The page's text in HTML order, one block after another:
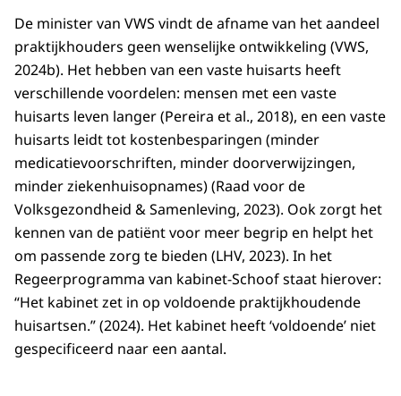
20111702 1110
7836
20121847 1152
7856
2013 1995 1234
7860
20142103 1387
7872
20151983 1757
7888
20162036 1958
7906
20172172 2061
7920
20182348 2042
7903
20192524 2067
7873
2146 3616
7602
3995
7588
20222015 4169
7585
20232200 4341
7561
20242101 4655
De minister van VWS vindt de afname van het aandeel
praktijkhouders geen wenselijke ontwikkeling (VWS,
2024b). Het hebben van een vaste huisarts heeft
verschillende voordelen: mensen met een vaste
huisarts leven langer (Pereira et al., 2018), en een vaste
huisarts leidt tot kostenbesparingen (minder
medicatievoorschriften, minder doorverwijzingen,
minder ziekenhuisopnames) (Raad voor de
Volksgezondheid & Samenleving, 2023). Ook zorgt het
kennen van de patiënt voor meer begrip en helpt het
om passende zorg te bieden (LHV, 2023). In het
Regeerprogramma van kabinet-Schoof staat hierover:
“Het kabinet zet in op voldoende praktijkhoudende
huisartsen.” (2024). Het kabinet heeft ‘voldoende’ niet
gespecificeerd naar een aantal.